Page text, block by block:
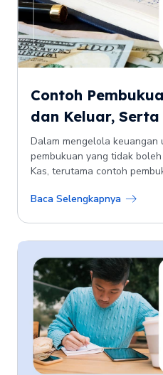
Contoh
dan Keluar, Serta
Dalam mengelola keuangan
pembukuan yang tidak
Kas, terutama contoh
Baca Selengkapnya